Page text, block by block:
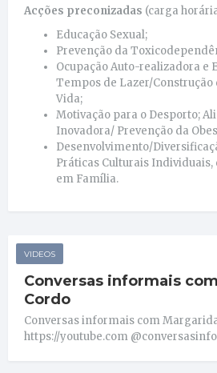
Acções preconizadas (carga
Educação Sexual;
Prevenção da
Ocupação Auto-realizadora e
Tempos de Lazer/Construção
Vida;
Motivação para o Desporto;
Inovadora/ Prevenção da
Desenvolvimento/
Práticas Culturais Individuais,
em Família.
VIDEOS
Conversas informais
Cordo
Conversas informais com
https://youtube.com